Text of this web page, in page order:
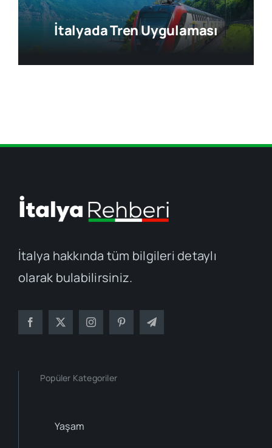
İtalyada Tren Uygulaması
İtalya hakkında tüm bilgileri detaylı
olarak bulabilirsiniz.
Popüler Kategoriler
Yaşam